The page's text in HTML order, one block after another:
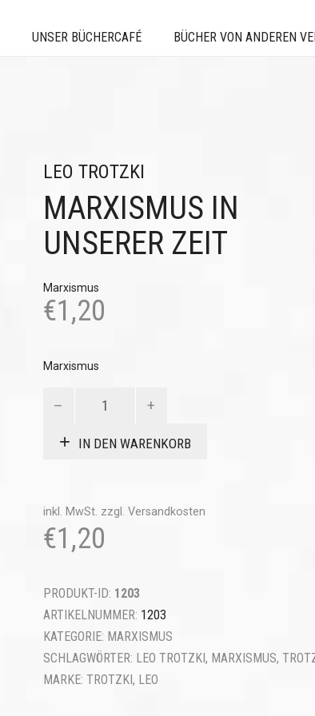
UNSER BÜCHERCAFÉ BÜCHER VON ANDEREN
LEO TROTZKI
MARXISMUS IN
UNSERER ZEIT
Marxismus
€1,20
Marxismus
Zeit
IN DEN WARENKORB
inkl. MwSt. zzgl. Versandkosten
€1,20
PRODUKT-ID: 1203
ARTIKELNUMMER: 1203
KATEGORIE: MARXISMUS
SCHLAGWÖRTER: LEO TROTZKI, MARXISMUS,
MARKE: TROTZKI, LEO